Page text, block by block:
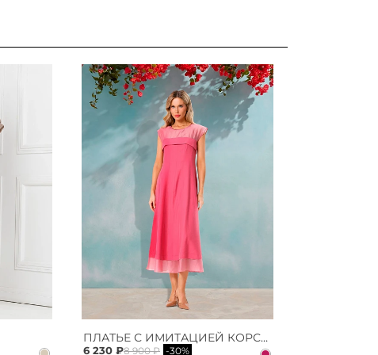
ПЛАТЬЕ С ИМИТАЦИЕЙ КОРСЕТА
6 230 ₽8 900 ₽ -30%